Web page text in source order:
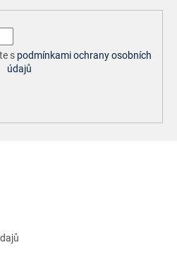
v
i
s
u
s podmínkami ochrany osobních
údajů